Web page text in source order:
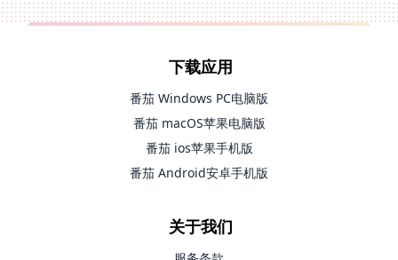
下载应用
番茄 Windows PC电脑版
番茄 macOS苹果电脑版
番茄 ios苹果手机版
番茄 Android安卓手机版
关于我们